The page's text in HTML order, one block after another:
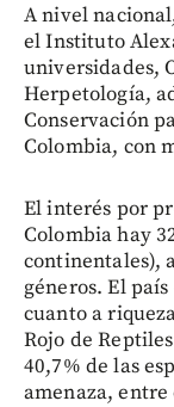
A nivel
el Instituto
universidades,
Herpetología,
Conservación
Colombia, con
El interés por
Colombia hay
continentales),
géneros. El
cuanto a
Rojo de
40,7% de las
amenaza, entre